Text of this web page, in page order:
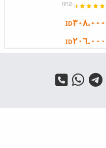
(912)
ID٣٠٨.٠٠٠
ID٢٠٦.٠٠٠